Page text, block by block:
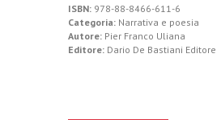
ISBN: 978-88-8466-611-6
Categoria: Narrativa e poesia
Autore: Pier Franco Uliana
Editore: Dario De Bastiani Editore